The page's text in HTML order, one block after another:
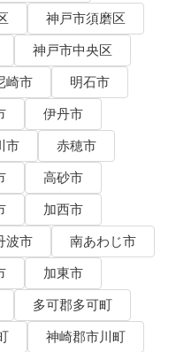
神戸市須磨区
神戸市中央区
崎市
明石市
伊丹市
市
赤穂市
高砂市
加西市
波市
南あわじ市
加東市
多可郡多可町
神崎郡市川町